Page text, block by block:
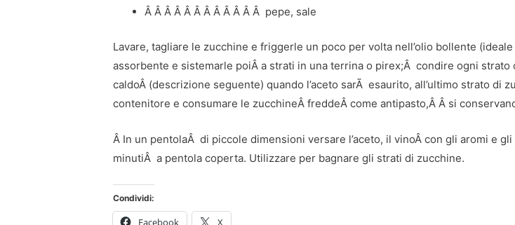
Â Â Â Â Â Â Â Â Â Â Â Â pepe, sale
Lavare, tagliare le zucchine e friggerle un poco per volta nell’olio bollente
assorbente e sistemarle poiÂ a strati in una terrina o pirex;Â condire ogni strato
caldoÂ (descrizione seguente) quando l’aceto sarÃ esaurito, all’ultimo strato di
contenitore e consumare le zucchineÂ freddeÂ come antipasto,Â Â si
Â In un pentolaÂ di piccole dimensioni versare l’aceto, il vinoÂ con gli aromi e
minutiÂ a pentola coperta. Utilizzare per bagnare gli strati di zucchine.
Condividi:
Facebook X